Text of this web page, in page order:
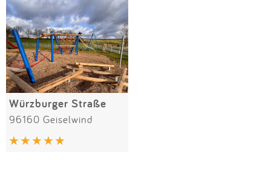
Würzburger Straße
96160 Geiselwind